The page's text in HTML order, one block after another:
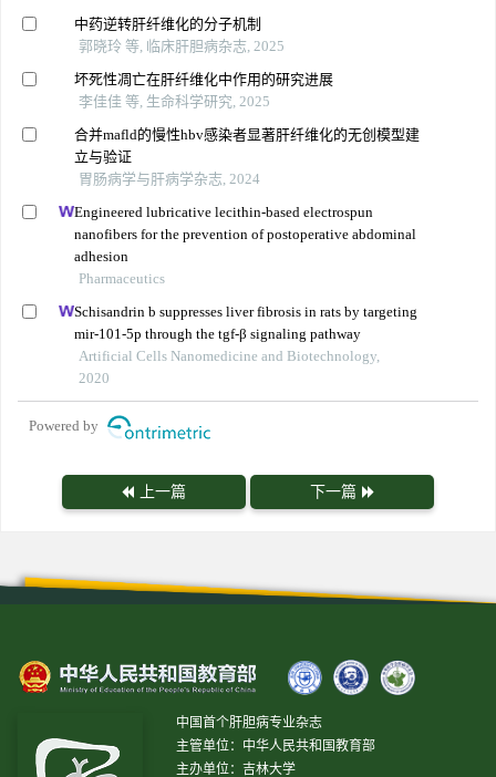
中药逆转肝纤维化的分子机制
郭晓玲 等, 临床肝胆病杂志, 2025
坏死性凋亡在肝纤维化中作用的研究进展
李佳佳 等, 生命科学研究, 2025
合并mafld的慢性hbv感染者显著肝纤维化的无创模型建
立与验证
胃肠病学与肝病学杂志, 2024
Engineered lubricative lecithin-based electrospun
nanofibers for the prevention of postoperative abdominal
adhesion
Pharmaceutics
Schisandrin b suppresses liver fibrosis in rats by targeting
mir-101-5p through the tgf-β signaling pathway
Artificial Cells Nanomedicine and Biotechnology,
2020
Powered by
上一篇 下一篇
中国首个肝胆病专业杂志
主管单位：中华人民共和国教育部
主办单位：吉林大学